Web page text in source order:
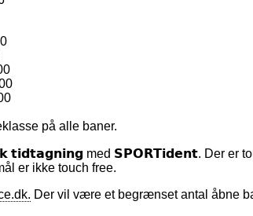
på alle baner.
𝘁𝗶𝗱𝘁𝗮𝗴𝗻𝗶𝗻𝗴 med 𝗦𝗣𝗢𝗥𝗧𝗶𝗱𝗲𝗻𝘁. Der er
er ikke touch free.
Der vil være et begrænset antal åbne